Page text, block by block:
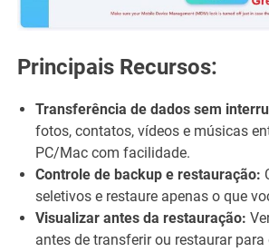
Principais Recursos:
Transferência de dados sem
fotos, contatos, vídeos e músicas
PC/Mac com facilidade.
Controle de backup e restauração:
seletivos e restaure apenas o que
Visualizar antes da restauração:
antes de transferir ou restaurar para